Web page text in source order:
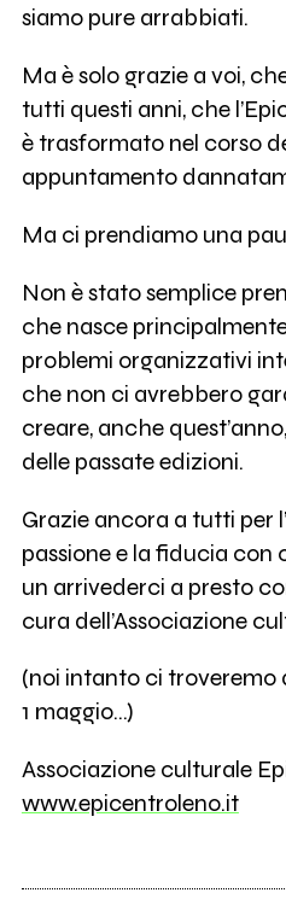
siamo pure arrabbiati.
Ma è solo grazie a voi,
tutti questi anni, che
è trasformato nel corso
appuntamento
Ma ci prendiamo una
Non è stato semplice
che nasce
problemi organizzativi
che non ci avrebbero
creare, anche
delle passate edizioni.
Grazie ancora a tutti per
passione e la fiducia con
un arrivederci a presto
cura dell’Associazione
(noi intanto ci troveremo
1 maggio…)
Associazione culturale
www.epicentroleno.it